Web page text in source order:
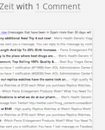
with 1 Comment